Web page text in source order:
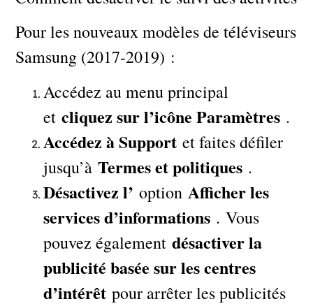
Pour les nouveaux modèles de téléviseurs
Samsung (2017-2019) :
Accédez au menu principal
etcliquez sur l’icône Paramètres .
Accédez à Support et faites défiler
jusqu’àTermes et politiques .
Désactivez l’ optionAfficher les
services d’informations . Vous
pouvez égalementdésactiver la
publicité basée sur les centres
d’intérêt pour arrêter les publicités